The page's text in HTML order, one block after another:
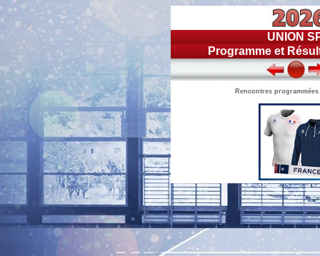
UNION
Programme et
Rencontres programmées